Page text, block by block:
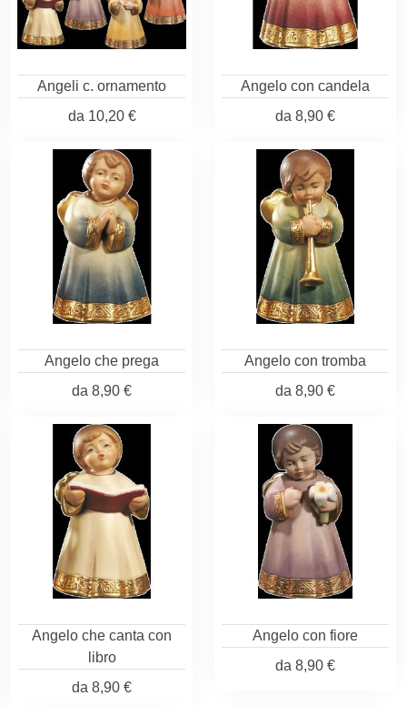
Angeli c. ornamento
da 10,20 €
Angelo con candela
da 8,90 €
Angelo che prega
da 8,90 €
Angelo con tromba
da 8,90 €
Angelo che canta con
libro
da 8,90 €
Angelo con fiore
da 8,90 €